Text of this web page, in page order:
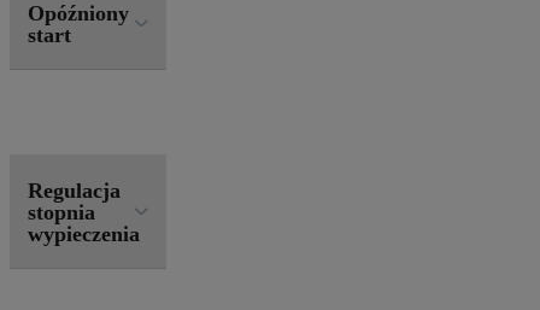
Opóźniony
start
Regulacja
stopnia
wypieczenia